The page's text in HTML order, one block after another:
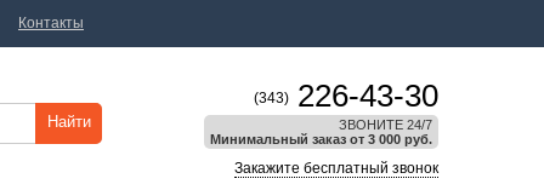
Найти
(343) 226-43-30
ЗВОНИТЕ 24/7
Минимальный заказ от 3 000 руб.
Закажите бесплатный звонок
Контакты